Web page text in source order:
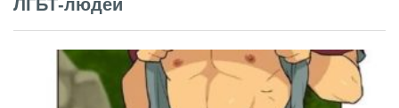
ЛГБТ-людей